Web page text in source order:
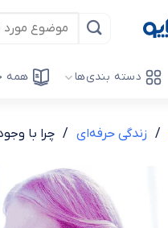
دسته بندی‌ها همه
/ زندگی حرفه‌ای / چرا با